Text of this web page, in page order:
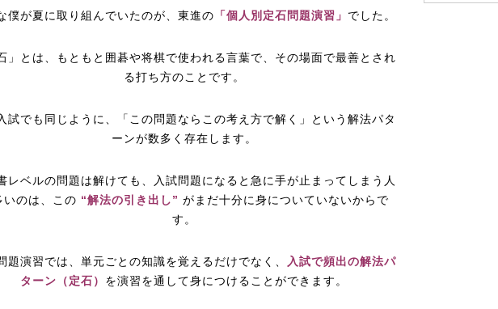
僕が夏に取り組んでいたのが、東進の 「個人別定石問題演習」 でした。
」とは、もともと囲碁や将棋で使われる言葉で、その場面で最善とされ
る打ち方のことです。
試でも同じように、「この問題ならこの考え方で解く」という解法パタ
ーンが数多く存在します。
レベルの問題は解けても、入試問題になると急に手が止まってしまう人
いのは、この “解法の引き出し” がまだ十分に身についていないからで
す。
題演習では、単元ごとの知識を覚えるだけでなく、
入試で頻出の解法パ
ターン（定石） を演習を通して身につけることができます。